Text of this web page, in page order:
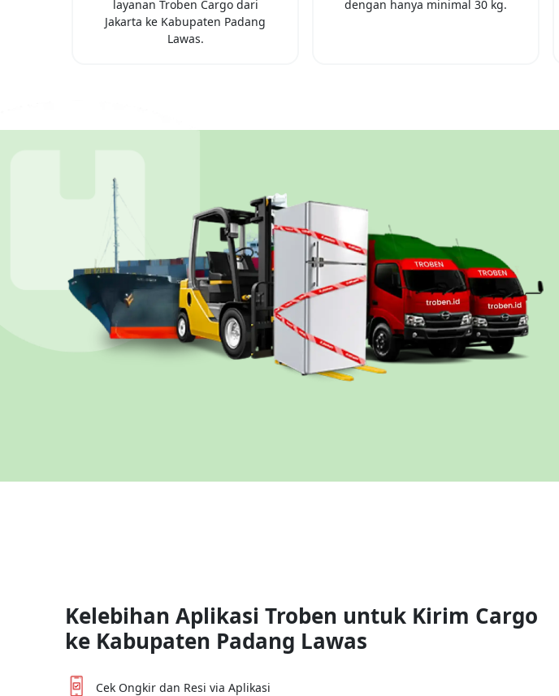
layanan Troben Cargo dari
Jakarta ke Kabupaten Padang
Lawas.
dengan hanya minimal 30 kg.
Kelebihan Aplikasi Troben untuk Kirim Cargo
ke Kabupaten Padang Lawas
Cek Ongkir dan Resi via Aplikasi